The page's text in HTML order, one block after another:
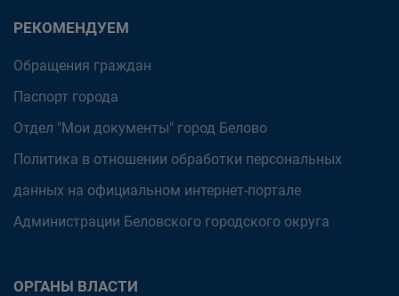
РЕКОМЕНДУЕМ
Обращения граждан
Паспорт города
Отдел "Мои документы" город Белово
Политика в отношении обработки персональных
данных на официальном интернет-портале
Администрации Беловского городского округа
ОРГАНЫ ВЛАСТИ